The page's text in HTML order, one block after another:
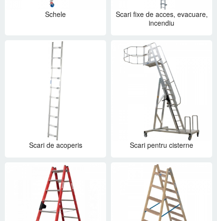
Schele
Scari fixe de acces, evacuare,
incendiu
Scari de acoperis Scari pentru cisterne